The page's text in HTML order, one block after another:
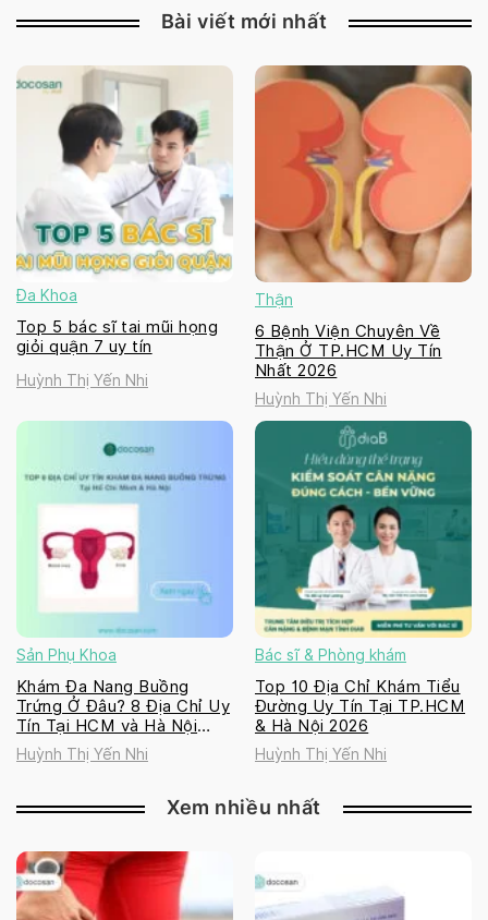
Bài viết mới nhất
Đa Khoa
Top 5 bác sĩ tai mũi họng
giỏi quận 7 uy tín
Huỳnh Thị Yến Nhi
Thận
6 Bệnh Viện Chuyên Về
Thận Ở TP.HCM Uy Tín
Nhất 2026
Huỳnh Thị Yến Nhi
Sản Phụ Khoa
Khám Đa Nang Buồng
Trứng Ở Đâu? 8 Địa Chỉ Uy
Tín Tại HCM và Hà Nội
2026
Huỳnh Thị Yến Nhi
Bác sĩ & Phòng khám
Top 10 Địa Chỉ Khám Tiểu
Đường Uy Tín Tại TP.HCM
& Hà Nội 2026
Huỳnh Thị Yến Nhi
Xem nhiều nhất